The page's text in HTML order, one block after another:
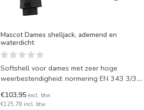
Mascot Dames shelljack, ademend en
waterdicht
Softshell voor dames met zeer hoge
weerbestendigheid: normering EN 343 3/3.
€103,95 excl. btw
€125,78 incl. btw